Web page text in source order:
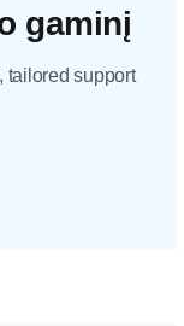
gaminį
tailored support